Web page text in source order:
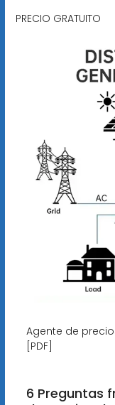
PRECIO GRATUITO
Agente de
[PDF]
6 Preguntas